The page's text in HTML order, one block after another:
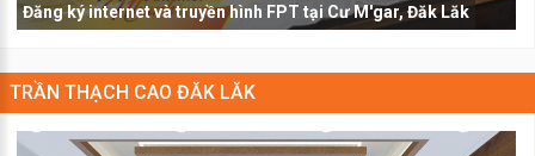
Đăng ký internet và truyền hình FPT tại Cư M'gar, Đăk Lăk
TRẦN THẠCH CAO ĐĂK LĂK